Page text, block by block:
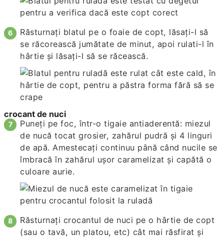
Răsturnați blatul pe o foaie de copt, lăsați-l să
se răcorească jumătate de minut, apoi rulati-l în
hârtie și lăsați-l să se răcească.
crocant de nuci
Puneţi pe foc, într-o tigaie antiaderentă: miezul
de nucă tocat grosier, zahărul pudră şi 4 linguri
de apă. Amestecaţi continuu până când nucile se
îmbracă în zahărul uşor caramelizat şi capătă o
culoare aurie.
Răsturnaţi crocantul de nuci pe o hârtie de copt
(sau o tavă, un platou, etc) cât mai răsfirat şi